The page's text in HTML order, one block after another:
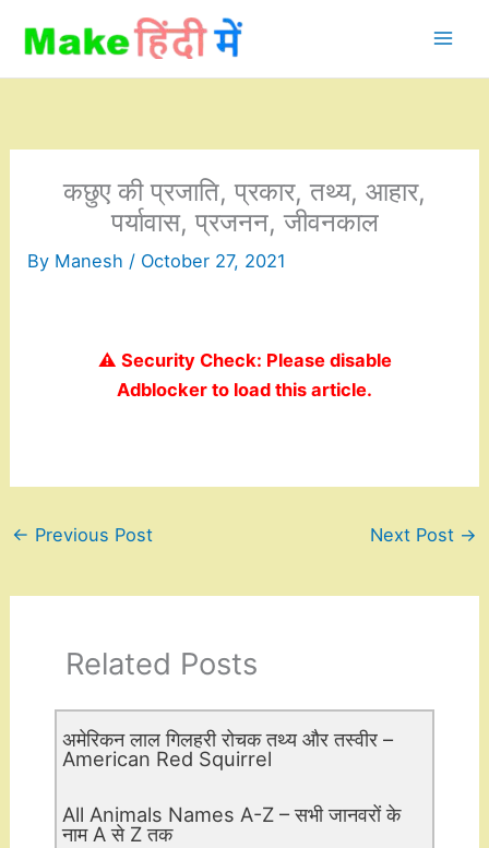
content
कछुए की प्रजाति, प्रकार, तथ्य, आहार,
पर्यावास, प्रजनन, जीवनकाल
By Manesh / October 27, 2021
⚠️ Security Check: Please disable
Adblocker to load this article.
← Previous Post Next Post →
Related Posts
अमेरिकन लाल गिलहरी रोचक तथ्य और तस्वीर –
American Red Squirrel
All Animals Names A-Z – सभी जानवरों के
नाम A से Z तक